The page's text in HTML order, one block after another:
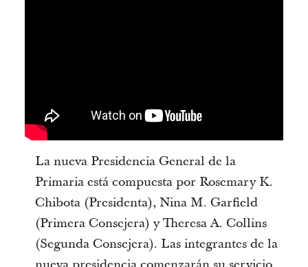
La nueva Presidencia General de la
Primaria está compuesta por Rosemary K.
Chibota (Presidenta), Nina M. Garfield
(Primera Consejera) y Theresa A. Collins
(Segunda Consejera). Las integrantes de la